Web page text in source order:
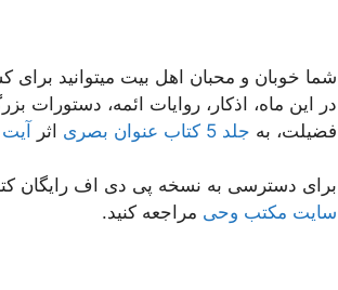
شما خوبان و محبان اهل بیت میتوانید
در این ماه، اذکار، روایات ائمه، دستورات
فضیلت، به جلد 5 کتاب عنوان بصری اثر
برای دسترسی به نسخه پی دی اف رایگان
سایت مکتب وحی مراجعه کنید.